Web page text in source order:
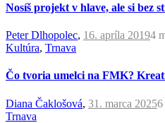
Nosíš projekt v hlave, ale si bez
Peter Dlhopolec, 16. apríla 20194
Kultúra, Trnava
Čo tvoria umelci na FMK?
Diana Čaklošová, 31. marca 20256
Trnava